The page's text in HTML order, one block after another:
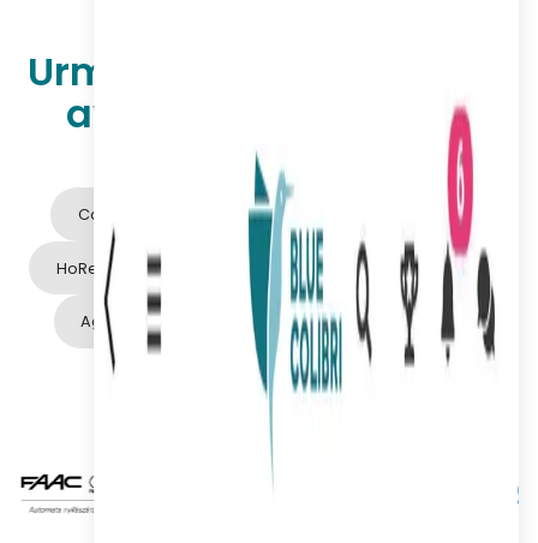
Următoarele domenii au
avut încredere în noi
Comerț cu amănuntul și servicii Construcții
HoReCa Industria auto Domeniul sănătății
Agricultură și alimentație Energie și utilități
Cultură, educație, fundații